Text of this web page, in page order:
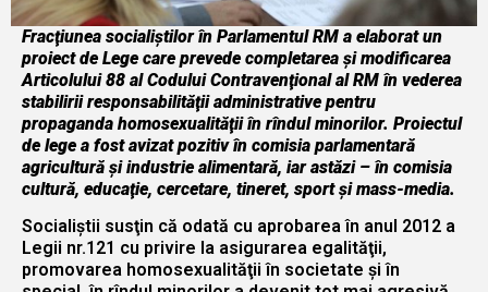
Fracţiunea socialiştilor în Parlamentul RM a elaborat un
proiect de Lege care prevede completarea şi modificarea
Articolului 88 al Codului Contravenţional al RM în vederea
stabilirii responsabilităţii administrative pentru
propaganda homosexualităţii în rîndul minorilor. Proiectul
de lege a fost avizat pozitiv în comisia parlamentară
agricultură şi industrie alimentară, iar astăzi – în comisia
cultură, educaţie, cercetare, tineret, sport şi mass-media.
Socialiştii susţin că odată cu aprobarea în anul 2012 a
Legii nr.121 cu privire la asigurarea egalităţii,
promovarea homosexualităţii în societate şi în